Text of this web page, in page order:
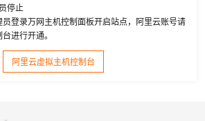
停止
登录万网主机控制面板开启站点，阿里云账号请
进行开通。
阿里云虚拟主机控制台